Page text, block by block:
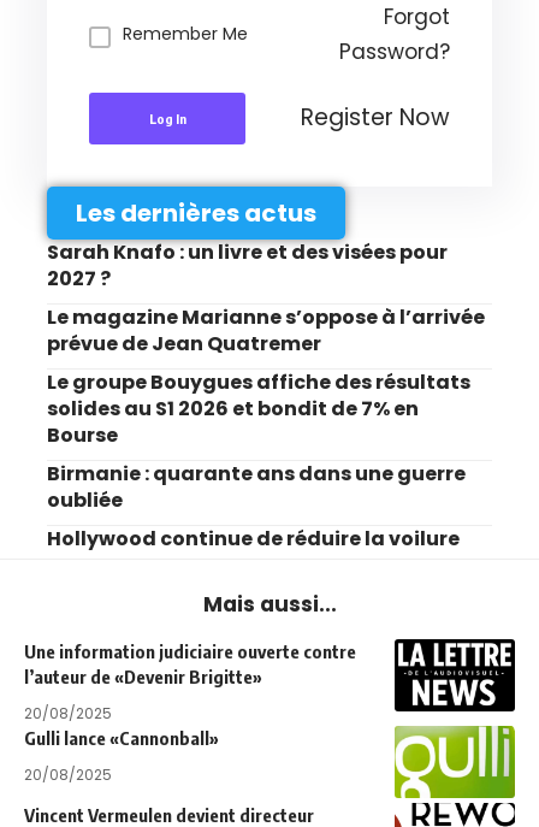
Remember Me
Forgot
Password?
Log In Register Now
Les dernières actus
Sarah Knafo : un livre et des visées pour
2027 ?
Le magazine Marianne s’oppose à l’arrivée
prévue de Jean Quatremer
Le groupe Bouygues affiche des résultats
solides au S1 2026 et bondit de 7% en
Bourse
Birmanie : quarante ans dans une guerre
oubliée
Hollywood continue de réduire la voilure
Mais aussi...
Une information judiciaire ouverte contre
l’auteur de «Devenir Brigitte»
20/08/2025
Gulli lance «Cannonball»
20/08/2025
Vincent Vermeulen devient directeur